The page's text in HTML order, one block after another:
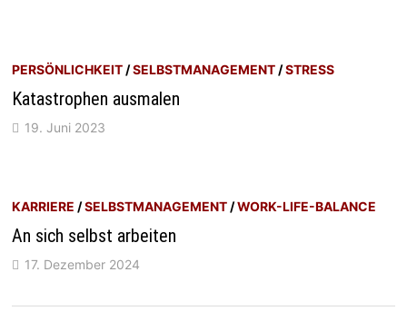
PERSÖNLICHKEIT /SELBSTMANAGEMENT /STRESS
Katastrophen ausmalen
19. Juni 2023
KARRIERE /SELBSTMANAGEMENT /WORK-LIFE-BALANCE
An sich selbst arbeiten
17. Dezember 2024